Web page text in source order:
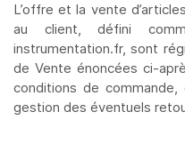
L’offre et la vente
au client, défini
instrumentation.fr, sont
de Vente énoncées ci-
conditions de
gestion des éventuels